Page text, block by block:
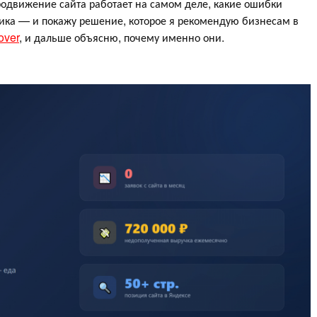
— и покажу решение, которое я рекомендую бизнесам в
, и дальше объясню, почему именно они.